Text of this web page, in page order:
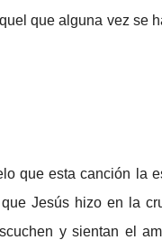
que alguna vez se
que esta canción la
Jesús hizo en la
y sientan el